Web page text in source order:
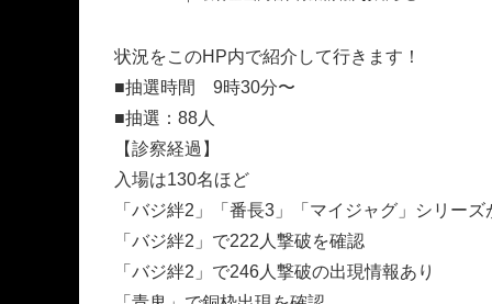
状況をこのHP内で紹介して行きます！
■抽選時間 9時30分〜
■抽選：88人
【診察経過】
入場は130名ほど
「バジ絆2」「番長3」「マイジャグ」シリーズ
「バジ絆2」で222人撃破を確認
「バジ絆2」で246人撃破の出現情報あり